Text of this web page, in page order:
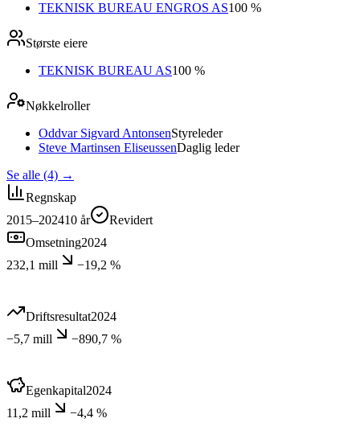
TEKNISK BUREAU ENGROS AS100 %
Største eiere
TEKNISK BUREAU AS100 %
Nøkkelroller
Oddvar Sigvard AntonsenStyreleder
Steve Martinsen EliseussenDaglig leder
Se alle (4) →
Regnskap
2015–202410 år
Revidert
Omsetning2024
232,1 mill
−19,2 %
Driftsresultat2024
−5,7 mill
−890,7 %
Egenkapital2024
11,2 mill
−4,4 %